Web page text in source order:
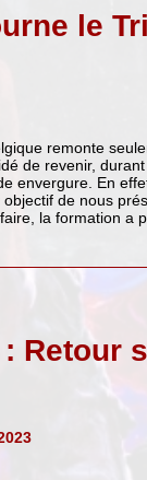
le
remonte
de revenir, durant
envergure. En
de nous
la formation a
Retour